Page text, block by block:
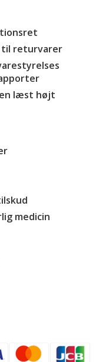
til returvarer
læst højt
medicin